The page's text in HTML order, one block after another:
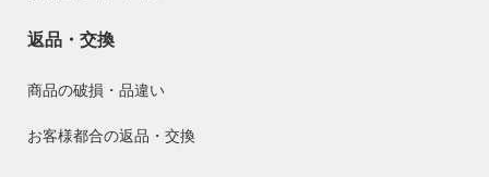
返品・交換
商品の破損・品違い
お客様都合の返品・交換